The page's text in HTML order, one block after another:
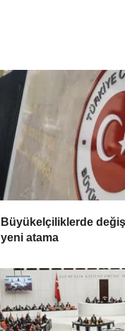
Büyükelçiliklerde
yeni atama